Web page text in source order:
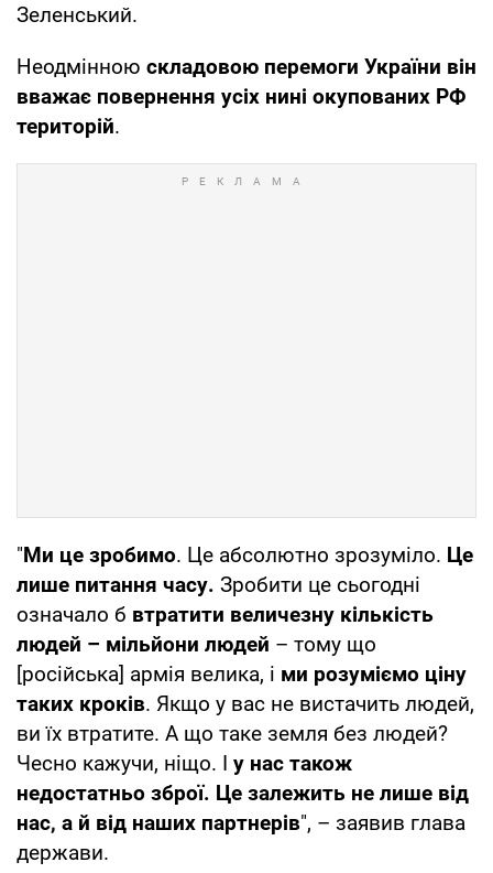
Зеленський.
Неодмінною складовою перемоги України він
вважає повернення усіх нині окупованих РФ
територій.
"Ми це зробимо. Це абсолютно зрозуміло. Це
лише питання часу. Зробити це сьогодні
означало б втратити величезну кількість
людей – мільйони людей – тому що
[російська] армія велика, і ми розуміємо ціну
таких кроків. Якщо у вас не вистачить людей,
ви їх втратите. А що таке земля без людей?
Чесно кажучи, ніщо. І у нас також
недостатньо зброї. Це залежить не лише від
нас, а й від наших партнерів", – заявив глава
держави.